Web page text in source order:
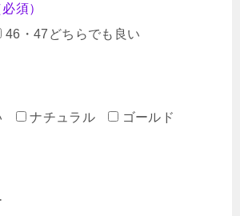
必須）
46・47どちらでも良い
ナチュラル ゴールド